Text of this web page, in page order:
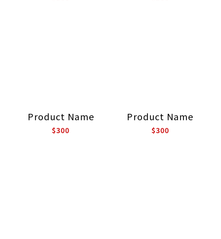
Product Name
$300
Product Name
$300